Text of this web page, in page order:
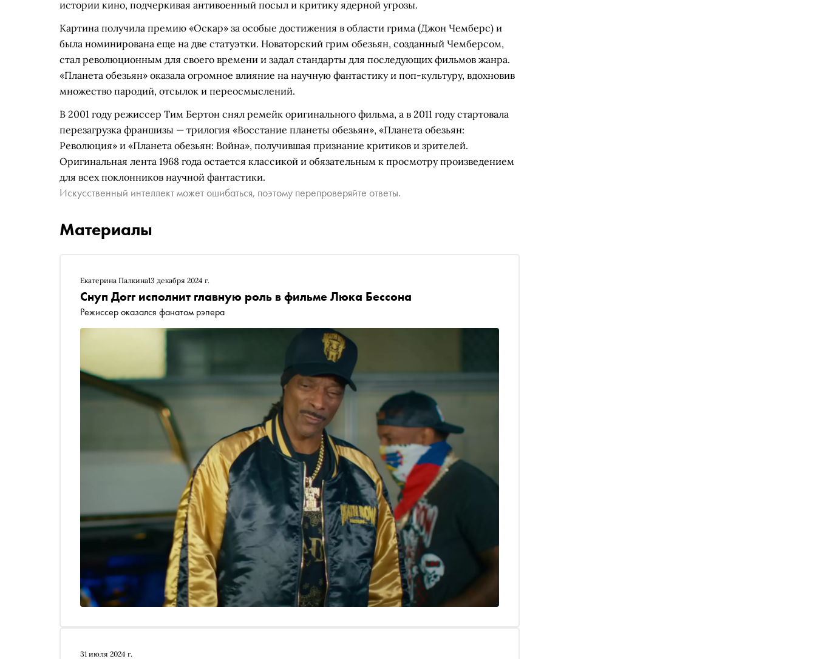
истории кино, подчеркивая антивоенный посыл и критику ядерной угрозы.
Картина получила премию «Оскар» за особые достижения в области грима (Джон Чемберс) и
была номинирована еще на две статуэтки. Новаторский грим обезьян, созданный Чемберсом,
стал революционным для своего времени и задал стандарты для последующих фильмов жанра.
«Планета обезьян» оказала огромное влияние на научную фантастику и поп-культуру, вдохновив
множество пародий, отсылок и переосмыслений.
В 2001 году режиссер Тим Бертон снял ремейк оригинального фильма, а в 2011 году стартовала
перезагрузка франшизы — трилогия «Восстание планеты обезьян», «Планета обезьян:
Революция» и «Планета обезьян: Война», получившая признание критиков и зрителей.
Оригинальная лента 1968 года остается классикой и обязательным к просмотру произведением
для всех поклонников научной фантастики.
Искусственный интеллект может ошибаться, поэтому перепроверяйте ответы.
Материалы
Екатерина Палкина13 декабря 2024 г.
Снуп Догг исполнит главную роль в фильме Люка Бессона
Режиссер оказался фанатом рэпера
31 июля 2024 г.